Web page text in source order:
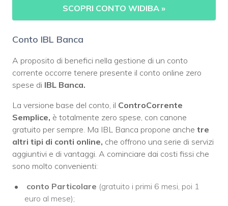
SCOPRI CONTO WIDIBA »
Conto IBL Banca
A proposito di benefici nella gestione di un conto
corrente occorre tenere presente il conto online zero
spese di IBL Banca.
La versione base del conto, il ControCorrente
Semplice, è totalmente zero spese, con canone
gratuito per sempre. Ma IBL Banca propone anche tre
altri tipi di conti online, che offrono una serie di servizi
aggiuntivi e di vantaggi. A cominciare dai costi fissi che
sono molto convenienti:
conto Particolare (gratuito i primi 6 mesi, poi 1
euro al mese);